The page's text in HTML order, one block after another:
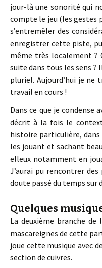
jour-là une sonorité qui
compte le jeu (les gestes
s’entremêler des
enregistrer cette piste,
même très localement
suite dans tous les sens ?
pluriel. Aujourd’hui je
travail en cours !
Dans ce que je
décrit à la fois le
histoire particulière, dans
les jouant et sachant
elleux notamment en
J’aurai pu rencontrer
doute passé du temps sur
Quelques
La deuxième branche
mascareignes de cette
joue cette musique avec
section de cuivres.